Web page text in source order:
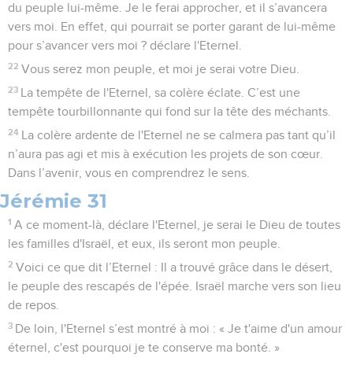
du peuple lui-même. Je le ferai approcher, et il s’avancera
vers moi. En effet, qui pourrait se porter garant de lui-même
pour s’avancer vers moi ? déclare l'Eternel.
22 Vous serez mon peuple, et moi je serai votre Dieu.
23 La tempête de l'Eternel, sa colère éclate. C’est une
tempête tourbillonnante qui fond sur la tête des méchants.
24 La colère ardente de l'Eternel ne se calmera pas tant qu’il
n’aura pas agi et mis à exécution les projets de son cœur.
Dans l’avenir, vous en comprendrez le sens.
Jérémie 31
1 A ce moment-là, déclare l'Eternel, je serai le Dieu de toutes
les familles d'Israël, et eux, ils seront mon peuple.
2 Voici ce que dit l’Eternel : Il a trouvé grâce dans le désert,
le peuple des rescapés de l'épée. Israël marche vers son lieu
de repos.
3 De loin, l'Eternel s’est montré à moi : « Je t'aime d'un amour
éternel, c'est pourquoi je te conserve ma bonté. »